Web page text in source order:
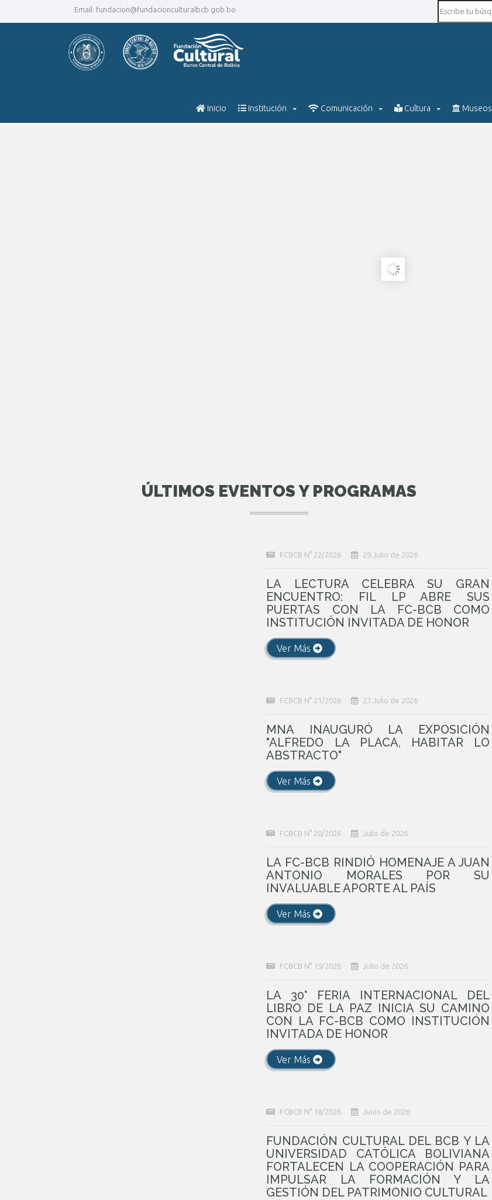
Email: fundacion@fundacionculturalbcb.gob.bo
Inicio Institución Comunicación Cultura Museos
ÚLTIMOS EVENTOS Y PROGRAMAS
FCBCB N° 22/2026 29 Julio de 2026
LA LECTURA CELEBRA SU GRAN
ENCUENTRO: FIL LP ABRE SUS
PUERTAS CON LA FC-BCB COMO
INSTITUCIÓN INVITADA DE HONOR
Ver Más
FCBCB N° 21/2026 23 Julio de 2026
MNA INAUGURÓ LA EXPOSICIÓN
"ALFREDO LA PLACA, HABITAR LO
ABSTRACTO"
Ver Más
FCBCB N° 20/2026 Julio de 2026
LA FC-BCB RINDIÓ HOMENAJE A JUAN
ANTONIO MORALES POR SU
INVALUABLE APORTE AL PAÍS
Ver Más
FCBCB N° 19/2026 Julio de 2026
LA 30° FERIA INTERNACIONAL DEL
LIBRO DE LA PAZ INICIA SU CAMINO
CON LA FC-BCB COMO INSTITUCIÓN
INVITADA DE HONOR
Ver Más
FCBCB N° 18/2026 Junio de 2026
FUNDACIÓN CULTURAL DEL BCB Y LA
UNIVERSIDAD CATÓLICA BOLIVIANA
FORTALECEN LA COOPERACIÓN PARA
IMPULSAR LA FORMACIÓN Y LA
GESTIÓN DEL PATRIMONIO CULTURAL